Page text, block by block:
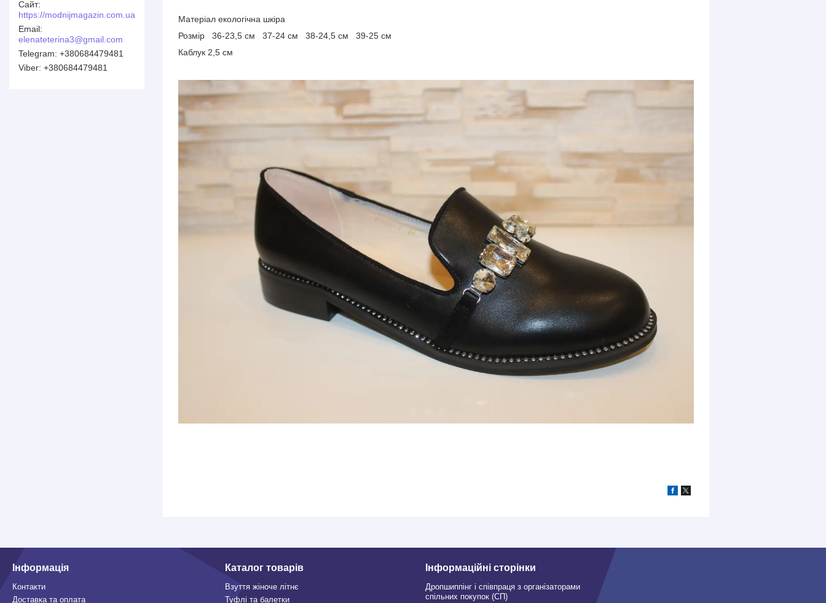
Матеріал екологічна шкіра
Розмір 36-23,5 см 37-24 см 38-24,5 см 39-25 см
Каблук 2,5 см
https://modnijmagazin.com.ua
elenateterina3@gmail.com
+380684479481
+380684479481
Інформація
Контакти
Доставка та оплата
Каталог товарів
Взуття жіноче літнє
Туфлі та балетки
Інформаційні сторінки
Дропшиппінг і співпраця з організаторами
спільних покупок (СП)